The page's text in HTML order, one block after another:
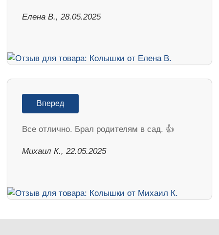
Елена В., 28.05.2025
Вперед
Все отлично. Брал родителям в сад. 👍
Михаил К., 22.05.2025